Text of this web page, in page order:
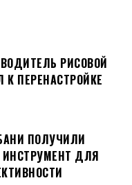
РИСОВОЙ
ПЕРЕНАСТРОЙКЕ
ПОЛУЧИЛИ
ДЛЯ